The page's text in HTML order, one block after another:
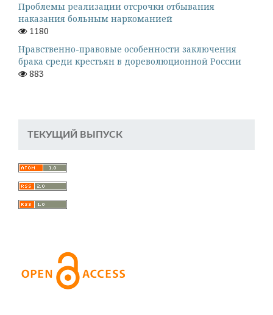
Проблемы реализации отсрочки отбывания
наказания больным наркоманией
1180
Нравственно-правовые особенности заключения
брака среди крестьян в дореволюционной России
883
ТЕКУЩИЙ ВЫПУСК